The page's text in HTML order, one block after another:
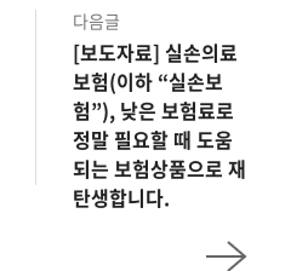
다음글
[보도자료] 실손의료
보험(이하 “실손보
험”), 낮은 보험료로
정말 필요할 때 도움
되는 보험상품으로 재
탄생합니다.